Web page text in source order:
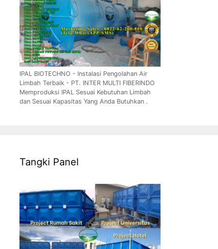
IPAL BIOTECHNO - Instalasi Pengolahan Air
Limbah Terbaik - PT. INTER MULTI FIBERINDO
Memproduksi IPAL Sesuai Kebutuhan Limbah
dan Sesuai Kapasitas Yang Anda Butuhkan .
Tangki Panel